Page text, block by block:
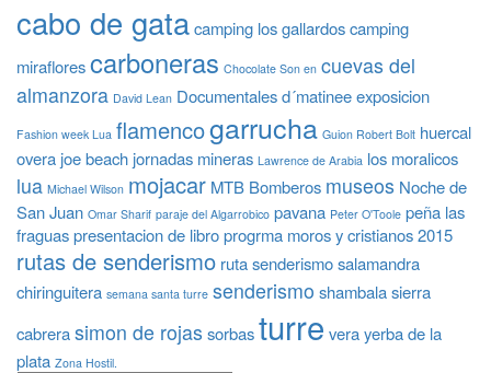
cabo de gatacamping los gallardoscamping
miraflorescarboneras Chocolate Son en cuevas del
almanzora David Lean Documentalesd´matineeexposicion
Fashion week Lua flamencogarrucha Guion Robert Bolt huercal
overa joe beach jornadas mineras Lawrence de Arabia los moralicos
lua Michael Wilson mojacar MTB Bomberos museos Noche de
San Juan Omar Sharif paraje del Algarrobico pavana Peter O'Toole peña las
fraguaspresentacion de libroprogrma moros y cristianos 2015
rutas de senderismo ruta senderismosalamandra
chiringuitera semana santa turre senderismo shambalasierra
cabrerasimon de rojas sorbasturre verayerba de la
plata Zona Hostil.